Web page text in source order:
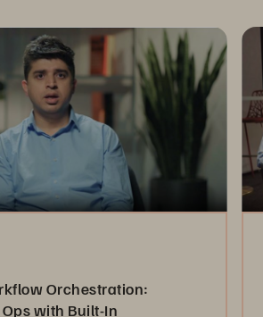
Orchestration:
with Built-In